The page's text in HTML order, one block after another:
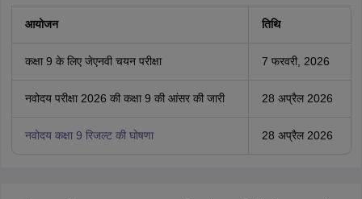
आयोजन तिथि
कक्षा 9 के लिए जेएनवी चयन परीक्षा 7 फरवरी, 2026
नवोदय परीक्षा 2026 की कक्षा 9 की आंसर की जारी 28 अप्रैल 2026
नवोदय कक्षा 9 रिजल्ट की घोषणा 28 अप्रैल 2026